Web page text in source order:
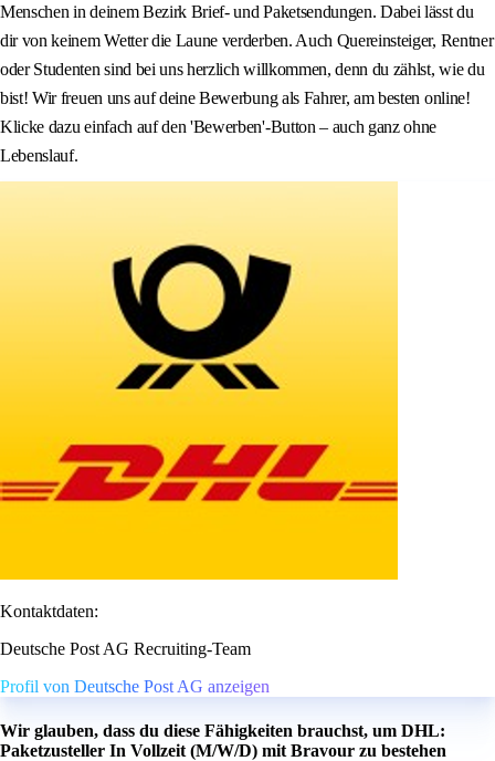
Menschen in deinem Bezirk Brief- und Paketsendungen. Dabei lässt du
dir von keinem Wetter die Laune verderben. Auch Quereinsteiger, Rentner
oder Studenten sind bei uns herzlich willkommen, denn du zählst, wie du
bist! Wir freuen uns auf deine Bewerbung als Fahrer, am besten online!
Klicke dazu einfach auf den 'Bewerben'-Button – auch ganz ohne
Lebenslauf.
Kontaktdaten:
Deutsche Post AG Recruiting-Team
Profil von Deutsche Post AG anzeigen
Wir glauben, dass du diese Fähigkeiten brauchst, um DHL:
Paketzusteller In Vollzeit (M/W/D) mit Bravour zu bestehen